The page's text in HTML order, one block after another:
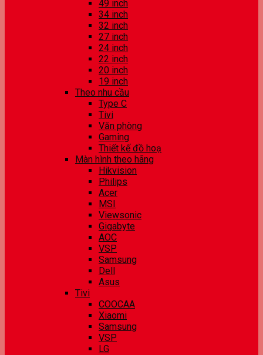
49 inch
34 inch
32 inch
27 inch
24 inch
22 inch
20 inch
19 inch
Theo nhu cầu
Type C
Tivi
Văn phòng
Gaming
Thiết kế đồ hoạ
Màn hình theo hãng
Hikvision
Philips
Acer
MSI
Viewsonic
Gigabyte
AOC
VSP
Samsung
Dell
Asus
Tivi
COOCAA
Xiaomi
Samsung
VSP
LG